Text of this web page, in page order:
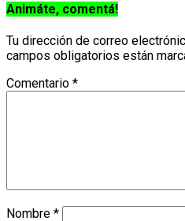
Animáte, comentá!
Tu dirección de correo
campos obligatorios están
Comentario *
Nombre *